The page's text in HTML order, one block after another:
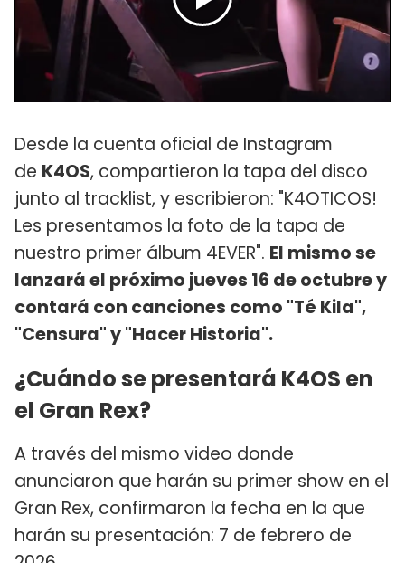
Desde la cuenta oficial de Instagram
de K4OS, compartieron la tapa del disco
junto al tracklist, y escribieron: "K4OTICOS!
Les presentamos la foto de la tapa de
nuestro primer álbum 4EVER". El mismo se
lanzará el próximo jueves 16 de octubre y
contará con canciones como "Té Kila",
"Censura" y "Hacer Historia".
¿Cuándo se presentará K4OS en
el Gran Rex?
A través del mismo video donde
anunciaron que harán su primer show en el
Gran Rex, confirmaron la fecha en la que
harán su presentación: 7 de febrero de